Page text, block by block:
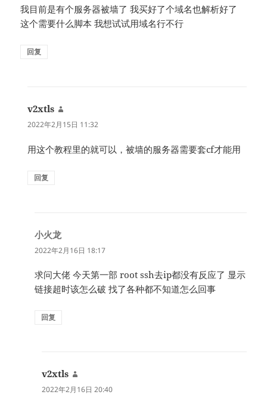
我目前是有个服务器被墙了 我买好了个域名也解析好了
这个需要什么脚本 我想试试用域名行不行
回复
v2xtls
道：
2022年2月15日 11:32
用这个教程里的就可以，被墙的服务器需要套cf才能用
回复
小火龙
道：
2022年2月16日 18:17
求问大佬 今天第一部 root ssh去ip都没有反应了 显示
链接超时该怎么破 找了各种都不知道怎么回事
回复
v2xtls
道：
2022年2月16日 20:40